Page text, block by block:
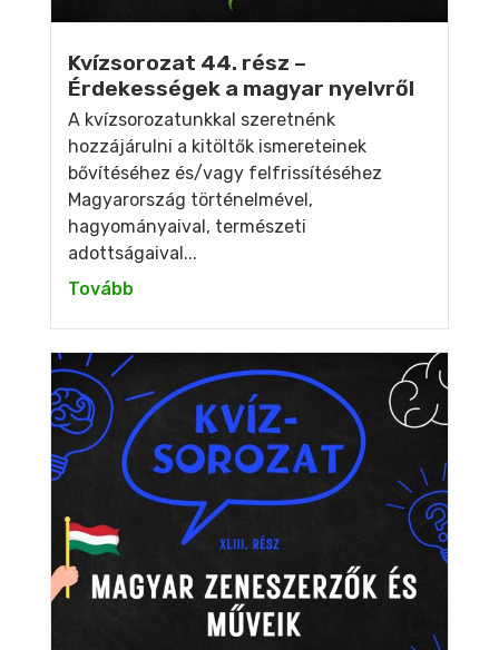
Kvízsorozat 44. rész –
Érdekességek a magyar nyelvről
A kvízsorozatunkkal szeretnénk
hozzájárulni a kitöltők ismereteinek
bővítéséhez és/vagy felfrissítéséhez
Magyarország történelmével,
hagyományaival, természeti
adottságaival...
Tovább